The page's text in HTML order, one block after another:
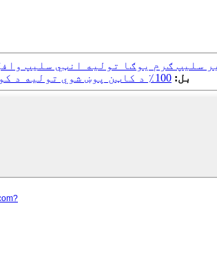
انټي سلیپ وافل جوړښت، د 100٪ جاذب بوی پرته مایکرو فایبر یوګا کمبل، د ګرم
بل: 100٪ د کاټن پوښ شوي تولیه د کوچنيانو لپاره 2-6 کلن هلکان انجونې د ماشومانو حمام حوض ساحل تولیه نرم جاذب ساحل پونچو